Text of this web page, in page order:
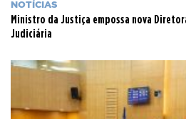
NOTÍCIAS
Ministro da Justiça empossa nova
Judiciária